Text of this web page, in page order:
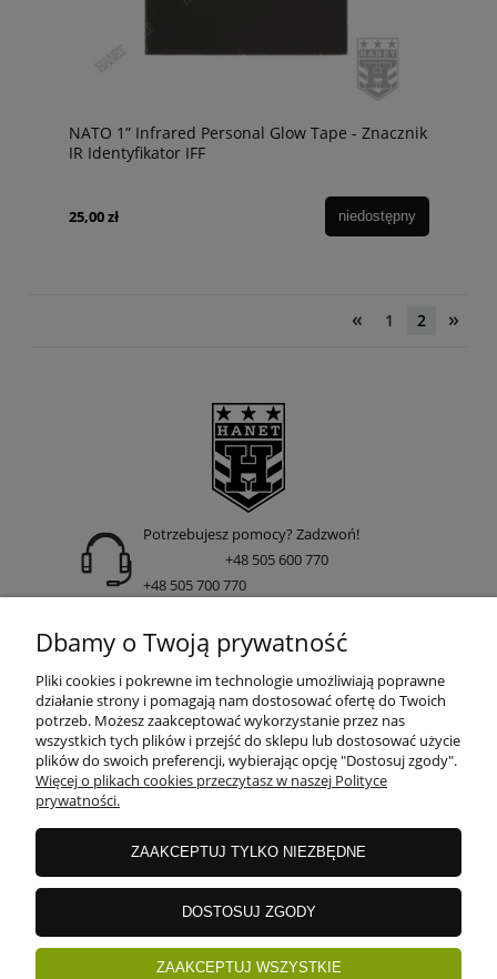
NATO 1” Infrared Personal Glow Tape - Znacznik
IR Identyfikator IFF
25,00 zł niedostępny
« 1 2 »
Potrzebujesz pomocy? Zadzwoń!
+48 505 600 770
+48 505 700 770
ul. Nakielska 266 85-391 Bydgoszcz
INFORMACJE
DOSTAWA I PŁATNOŚCI
GWARANCJE I ZWROTY
Dbamy o Twoją prywatność
Pliki cookies i pokrewne im technologie umożliwiają poprawne
działanie strony i pomagają nam dostosować ofertę do Twoich
potrzeb. Możesz zaakceptować wykorzystanie przez nas
wszystkich tych plików i przejść do sklepu lub dostosować użycie
plików do swoich preferencji, wybierając opcję "Dostosuj zgody".
Więcej o plikach cookies przeczytasz w naszej Polityce
prywatności.
ZAAKCEPTUJ TYLKO NIEZBĘDNE
DOSTOSUJ ZGODY
ZAAKCEPTUJ WSZYSTKIE